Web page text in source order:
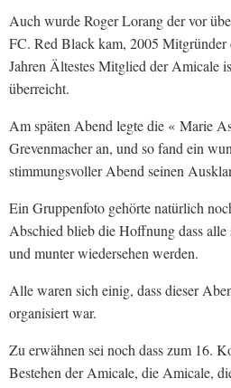
Auch wurde Roger Lorang der vor
FC. Red Black kam, 2005
Jahren Ältestes Mitglied der Amicale
überreicht.
Am späten Abend legte die « Marie
Grevenmacher an, und so fand ein
stimmungsvoller Abend seinen
Ein Gruppenfoto gehörte natürlich
Abschied blieb die Hoffnung dass alle
und munter wiedersehen werden.
Alle waren sich einig, dass dieser
organisiert war.
Zu erwähnen sei noch dass zum 16.
Bestehen der Amicale, die Amicale,